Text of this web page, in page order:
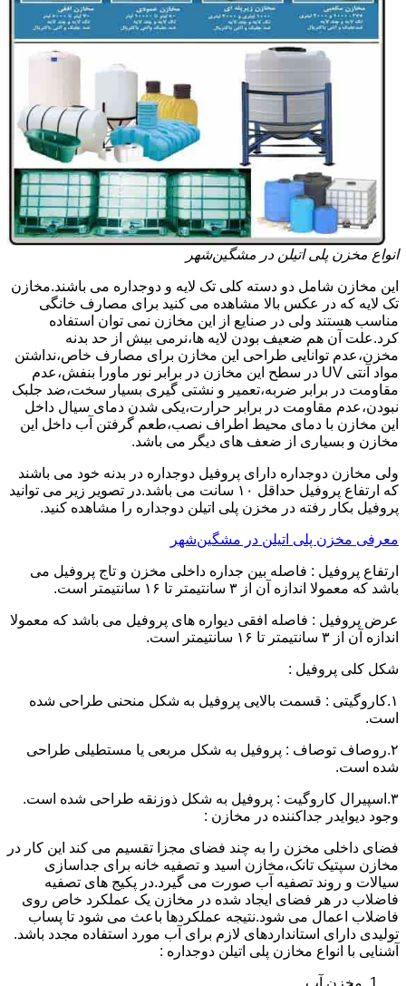
انواع مخزن پلی اتیلن در مشگین‌شهر
این مخازن شامل دو دسته کلی تک لایه و دوجداره می باشند.مخازن
تک لایه که در عکس بالا مشاهده می کنید برای مصارف خانگی
مناسب هستند ولی در صنایع از این مخازن نمی توان استفاده
کرد.علت آن هم ضعیف بودن لایه ها،نرمی بیش از حد بدنه
مخزن،عدم توانایی طراحی این مخازن برای مصارف خاص،نداشتن
مواد آنتی UV در سطح این مخازن در برابر نور ماورا بنفش،عدم
مقاومت در برابر ضربه،تعمیر و نشتی گیری بسیار سخت،ضد جلبک
نبودن،عدم مقاومت در برابر حرارت،یکی شدن دمای سیال داخل
این مخازن با دمای محیط اطراف نصب،طعم گرفتن آب داخل این
مخازن و بسیاری از ضعف های دیگر می باشد.
ولی مخازن دوجداره دارای پروفیل دوجداره در بدنه خود می باشند
که ارتفاع پروفیل حداقل ۱۰ سانت می باشد.در تصویر زیر می توانید
پروفیل بکار رفته در مخزن پلی اتیلن دوجداره را مشاهده کنید.
معرفی مخزن پلی اتیلن در مشگین‌شهر
ارتفاع پروفیل : فاصله بین جداره داخلی مخزن و تاج پروفیل می
باشد که معمولا اندازه آن از ۳ سانتیمتر تا ۱۶ سانتیمتر است.
عرض پروفیل : فاصله افقی دیواره های پروفیل می باشد که معمولا
اندازه آن از ۳ سانتیمتر تا ۱۶ سانتیمتر است.
شکل کلی پروفیل :
۱.کاروگیتی : قسمت بالایی پروفیل به شکل منحنی طراحی شده
است.
۲.روصاف توصاف : پروفیل به شکل مربعی یا مستطیلی طراحی
شده است.
۳.اسپیرال کاروگیت : پروفیل به شکل ذوزنقه طراحی شده است.
وجود دیوایدر جداکننده در مخازن :
فضای داخلی مخزن را به چند فضای مجزا تقسیم می کند این کار در
مخازن سپتیک تانک،مخازن اسید و تصفیه خانه برای جداسازی
سیالات و روند تصفیه آب صورت می گیرد.در پکیج های تصفیه
فاضلاب در هر فضای ایجاد شده در مخازن یک عملکرد خاص روی
فاضلاب اعمال می شود.نتیجه عملکردها باعث می شود تا پساب
تولیدی دارای استانداردهای لازم برای آب مورد استفاده مجدد باشد.
آشنایی با انواع مخازن پلی اتیلن دوجداره :
مخزن آب